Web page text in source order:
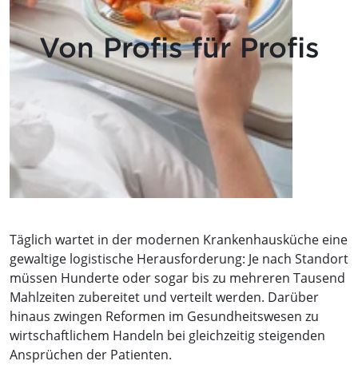
Von Profis für Profis
Täglich wartet in der modernen Krankenhausküche eine
gewaltige logistische Herausforderung: Je nach Standort
müssen Hunderte oder sogar bis zu mehreren Tausend
Mahlzeiten zubereitet und verteilt werden. Darüber
hinaus zwingen Reformen im Gesundheitswesen zu
wirtschaftlichem Handeln bei gleichzeitig steigenden
Ansprüchen der Patienten.